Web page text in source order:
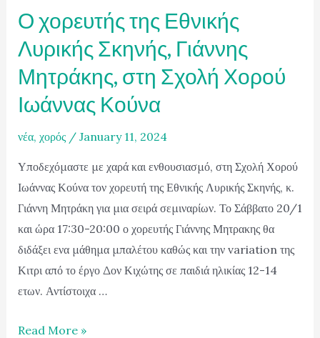
Ο χορευτής της Εθνικής
Λυρικής Σκηνής, Γιάννης
Μητράκης, στη Σχολή Χορού
Ιωάννας Κούνα
νέα, χορός/ January 11, 2024
Υποδεχόμαστε με χαρά και ενθουσιασμό, στη Σχολή Χορού
Ιωάννας Κούνα τον χορευτή της Εθνικής Λυρικής Σκηνής, κ.
Γιάννη Μητράκη για μια σειρά σεμιναρίων. Το Σάββατο 20/1
και ώρα 17:30-20:00 ο χορευτής Γιάννης Μητρακης θα
διδάξει ενα μάθημα μπαλέτου καθώς και την variation της
Κιτρι από το έργο Δον Κιχώτης σε παιδιά ηλικίας 12-14
ετων. Αντίστοιχα …
Read More »